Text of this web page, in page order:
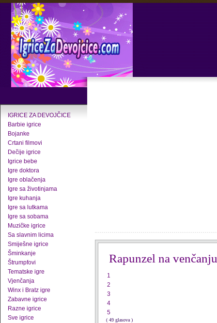
IGRICE ZA DEVOJČICE
Barbie igrice
Bojanke
Crtani filmovi
Dečije igrice
Igrice bebe
Igre doktora
Igre oblačenja
Igre sa životinjama
Igre kuhanja
Igre sa lutkama
Igre sa sobama
Muzičke igrice
Sa slavnim licima
Smiješne igrice
Šminkanje
Štrumpfovi
Tematske igre
Vjenčanja
Winx i Bratz igre
Zabavne igrice
Razne igrice
Sve igrice
Rapunzel na venčanju
1
2
3
4
5
( 49 glasova )